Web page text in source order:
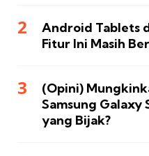
Android Tablets
Fitur Ini Masih
(Opini)
Samsung Galaxy
yang Bijak?